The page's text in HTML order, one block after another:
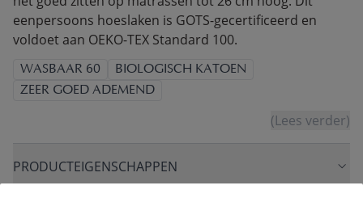
eenpersoons hoeslaken is GOTS-gecertificeerd en
voldoet aan OEKO-TEX Standard 100.
WASBAAR 60
BIOLOGISCH KATOEN
ZEER GOED ADEMEND
(Lees verder)
PRODUCTEIGENSCHAPPEN